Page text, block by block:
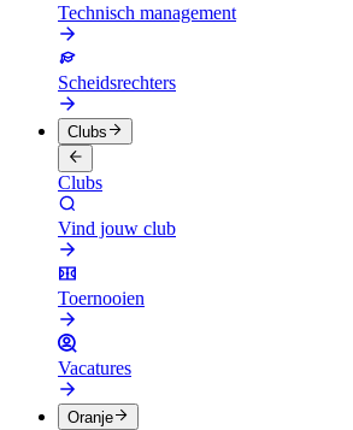
Technisch management
Scheidsrechters
Clubs
Clubs
Vind jouw club
Toernooien
Vacatures
Oranje